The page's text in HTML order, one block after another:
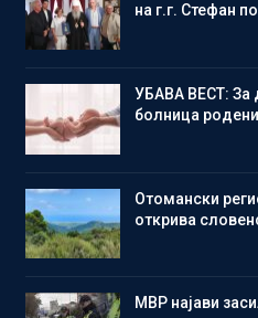
на г.г. Стефан
УБАВА ВЕСТ: За
болница
Отомански
открива
МВР најави